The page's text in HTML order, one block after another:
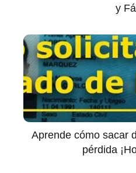
y
Aprende cómo sacar
pérdida